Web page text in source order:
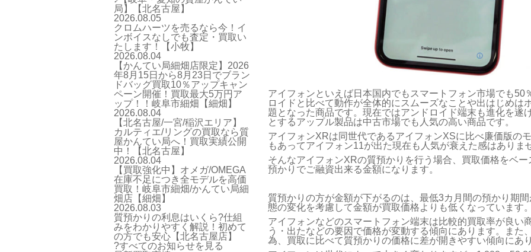
アイフォンといえば日本国内でもスマートフォン市場でも50
ロイドと比べて動作が全体的にスムーズなことや出はじめは
題となった商品です。現在ではアンドロイド端末も進化を遂
とするアップル製品は中古市場でも人気の高い商品です。
アイフォンXRは同世代であるアイフォンXSに比べ廉価版の
もあってアイフォン11が出た現在も人気が衰えた感はありま
そんなアイフォンXRの質預かりを行う場合、買取価格をベ
預かりでご融資出来る金額になります。
質預かりの方が金額が下がるのは、最低3カ月間の預かり期
態の変化を考慮して金額が買取価格よりも低くなっています
アイフォンなどのスマートフォン端末は比較的買取率が良い
う・出たなどの要因で価格が変動する傾向にあります。また
為、買取に比べて質預かりの価格に差が開きやすい傾向にあ
局】【北名古屋】
2026.08.05
クロムハーツを売るなら今！イ
ンボイスなしでも査定・買取い
たします！【小牧】
2026.08.04
【かんてい局細畑店限定】2026
年8月15日から8月23日でブラン
ドバッグ買取10％アップキャン
ペーン開催！買取最大5万円ア
ップ！！岐阜市細畑【細畑】
2026.08.04
【北名古屋/一宮/稲沢エリア】
カルティエ/リングの買取なら質
屋かんてい局へ！買取実績公開
中！【北名古屋】
2026.08.04
【買取強化中】オメガ/OMEGA
在庫不足につき全モデルを高価
買取！岐阜市細畑/かんてい局細
畑店【細畑】
2026.08.03
質預かりの利息はいくら?仕組
みをわかりやすく解説！初めて
の方でも安心【北名古屋店】
?すべてのお知らせを見る